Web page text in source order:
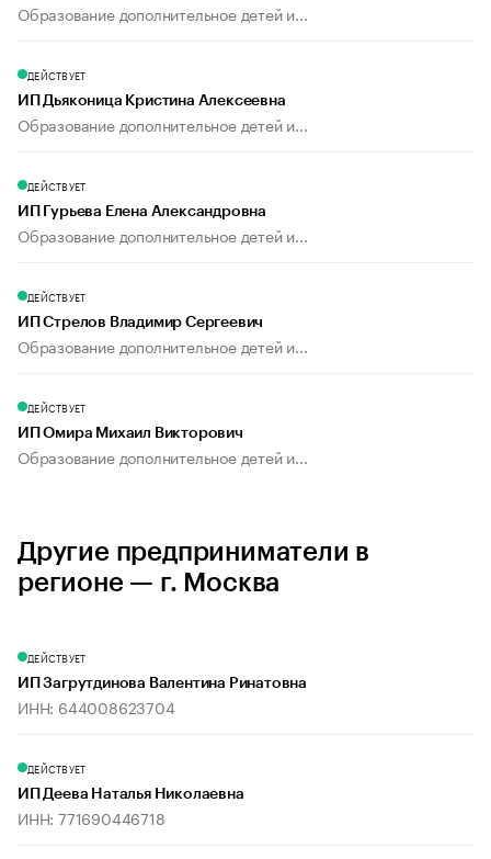
Образование дополнительное детей и...
ДЕЙСТВУЕТ
ИП Дьяконица Кристина Алексеевна
Образование дополнительное детей и...
ДЕЙСТВУЕТ
ИП Гурьева Елена Александровна
Образование дополнительное детей и...
ДЕЙСТВУЕТ
ИП Стрелов Владимир Сергеевич
Образование дополнительное детей и...
ДЕЙСТВУЕТ
ИП Омира Михаил Викторович
Образование дополнительное детей и...
Другие предприниматели в
регионе — г. Москва
ДЕЙСТВУЕТ
ИП Загрутдинова Валентина Ринатовна
ИНН: 644008623704
ДЕЙСТВУЕТ
ИП Деева Наталья Николаевна
ИНН: 771690446718